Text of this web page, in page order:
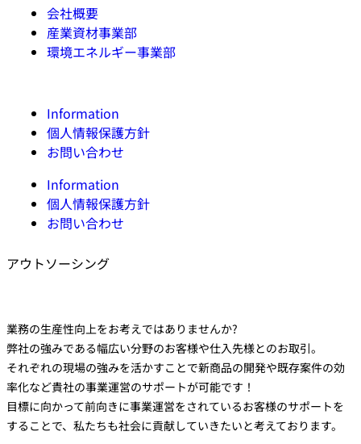
会社概要
産業資材事業部
環境エネルギー事業部
Information
個人情報保護方針
お問い合わせ
Information
個人情報保護方針
お問い合わせ
アウトソーシング
業務の生産性向上をお考えではありませんか?
弊社の強みである幅広い分野のお客様や仕入先様とのお取引。
それぞれの現場の強みを活かすことで新商品の開発や既存案件の効
率化など貴社の事業運営のサポートが可能です！
目標に向かって前向きに事業運営をされているお客様のサポートを
することで、私たちも社会に貢献していきたいと考えております。